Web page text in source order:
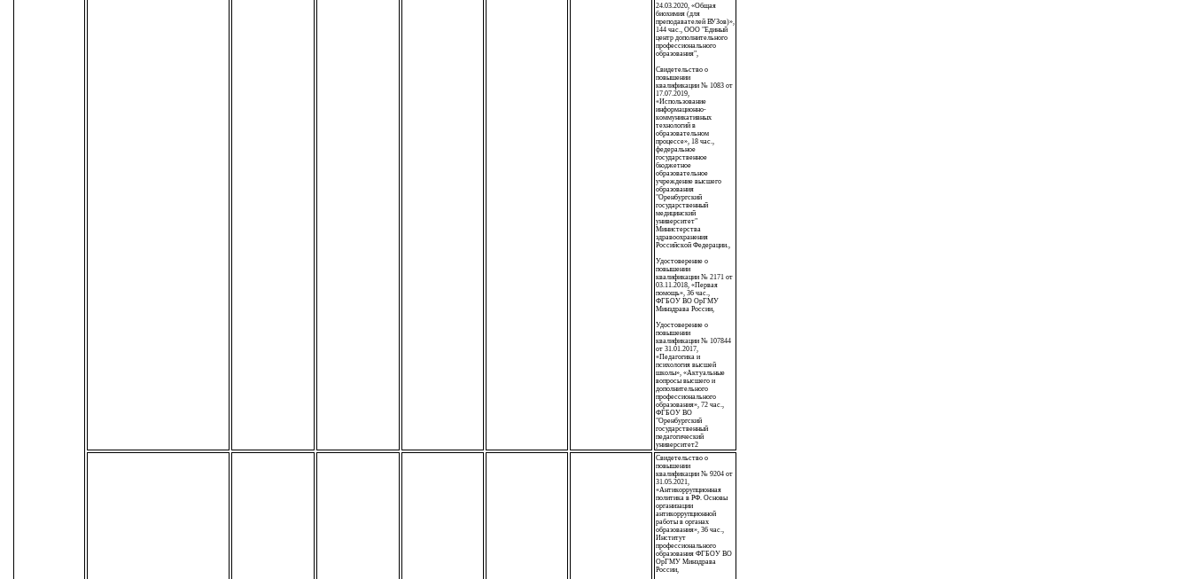
24.03.2020, «Общая
биохимия (для
преподавателей ВУЗов)»,
144 час., ООО "Единый
центр дополнительного
профессионального
образования",
Свидетельство о
повышении
квалификации № 1083 от
17.07.2019,
«Использование
информационно-
коммуникативных
технологий в
образовательном
процессе», 18 час.,
федеральное
государственное
бюджетное
образовательное
учреждение высшего
образования
"Оренбургский
государственный
медицинский
университет"
Министерства
здравоохранения
Российской Федерации.,
Удостоверение о
повышении
квалификации № 2171 от
03.11.2018, «Первая
помощь», 36 час.,
ФГБОУ ВО ОрГМУ
Минздрава России,
Удостоверение о
повышении
квалификации № 107844
от 31.01.2017,
«Педагогика и
психология высшей
школы», «Актуальные
вопросы высшего и
дополнительного
профессионального
образования», 72 час.,
ФГБОУ ВО
"Оренбургский
государственный
педагогический
университет2
Свидетельство о
повышении
квалификации № 9204 от
31.05.2021,
«Антикоррупционная
политика в РФ. Основы
организации
антикоррупционной
работы в органах
образования», 36 час.,
Институт
профессионального
образования ФГБОУ ВО
ОрГМУ Минздрава
России,